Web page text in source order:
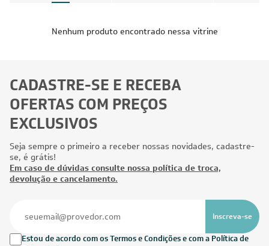
Nenhum produto encontrado nessa vitrine
CADASTRE-SE E RECEBA
OFERTAS COM PREÇOS
EXCLUSIVOS
Seja sempre o primeiro a receber nossas novidades, cadastre-
se, é grátis!
Em caso de dúvidas consulte nossa política de troca,
devolução e cancelamento.
Inscreva-se
Estou de acordo com os Termos e Condições e com a Política de